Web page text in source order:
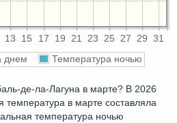
13 15 17 19 21 23 25 27 29 31
днем Температура ночью
де-ла-Лагуна в марте? В 2026
температура в марте составляла
температура ночью